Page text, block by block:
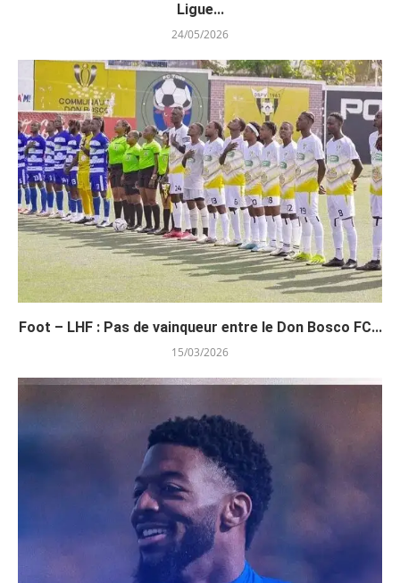
Ligue...
24/05/2026
Foot – LHF : Pas de vainqueur entre le Don Bosco FC...
15/03/2026